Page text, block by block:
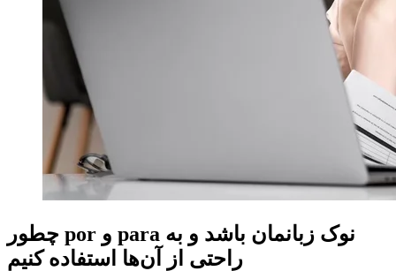
por para
راحتی از آن‌ها استفاده کنیم